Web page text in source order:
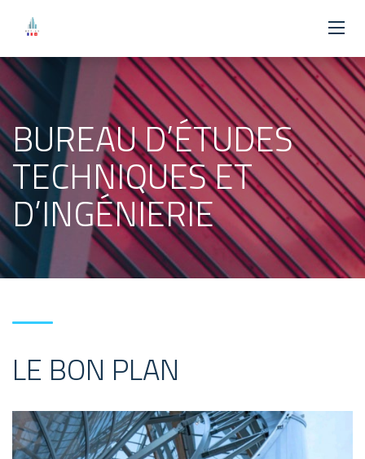
BUREAU D’ÉTUDES
TECHNIQUES ET
D’INGÉNIERIE​
LE BON PLAN